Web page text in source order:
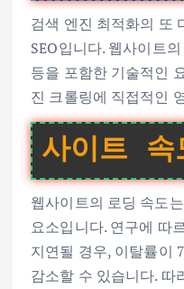
검색 엔진 최적화의 또
SEO입니다. 웹사이트
등을 포함한 기술적인
진 크롤링에 직접적인
사이트
웹사이트의 로딩 속도
요소입니다. 연구에 따
지연될 경우, 이탈률이
감소할 수 있습니다. 따